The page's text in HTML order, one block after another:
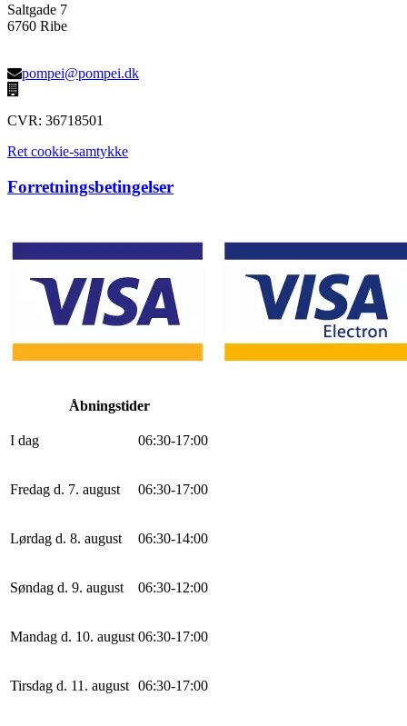
Saltgade 7
6760 Ribe
pompei@pompei.dk
CVR: 36718501
Ret cookie-samtykke
Forretningsbetingelser
Åbningstider
I dag 06:30-17:00
Fredag d. 7. august 06:30-17:00
Lørdag d. 8. august 06:30-14:00
Søndag d. 9. august 06:30-12:00
Mandag d. 10. august 06:30-17:00
Tirsdag d. 11. august 06:30-17:00